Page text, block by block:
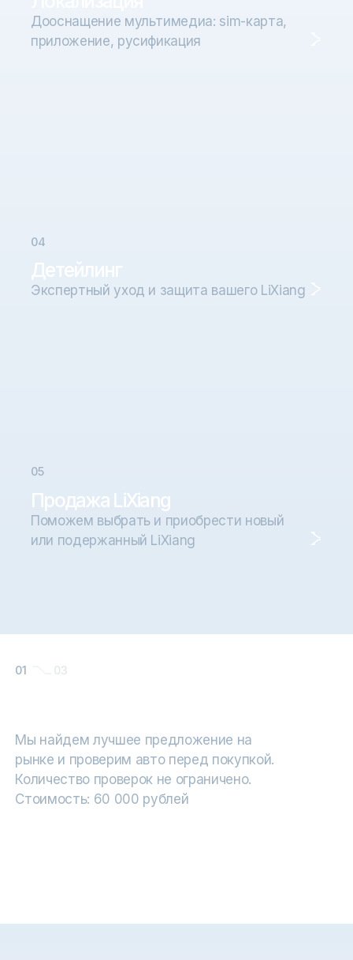
Дооснащение мультимедиа: sim-карта,
приложение, русификация
04
Экспертный уход и защита вашего LiXiang
05
Продажа LiXiang
Поможем выбрать и приобрести новый
или подержанный LiXiang
Мы найдем лучшее предложение на
рынке и проверим авто перед покупкой.
Количество проверок не ограничено.
Стоимость: 60 000 рублей
01 03